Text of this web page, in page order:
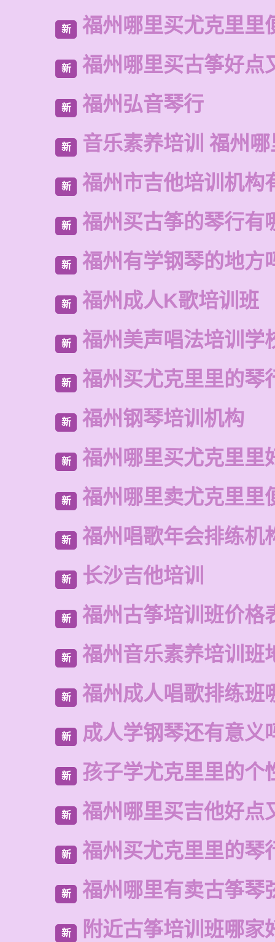
新 福州哪里买尤克里里
新 福州哪里买古筝好点
新 福州弘音琴行
新 音乐素养培训 福州
新 福州市吉他培训机构
新 福州买古筝的琴行有
新 福州有学钢琴的地方
新 福州成人K歌培训班
新 福州美声唱法培训学
新 福州买尤克里里的琴
新 福州钢琴培训机构
新 福州哪里买尤克里里
新 福州哪里卖尤克里里
新 福州唱歌年会排练机
新 长沙吉他培训
新 福州古筝培训班价格
新 福州音乐素养培训班
新 福州成人唱歌排练班
新 成人学钢琴还有意义
新 孩子学尤克里里的个
新 福州哪里买吉他好点
新 福州买尤克里里的琴
新 福州哪里有卖古筝琴
新 附近古筝培训班哪家